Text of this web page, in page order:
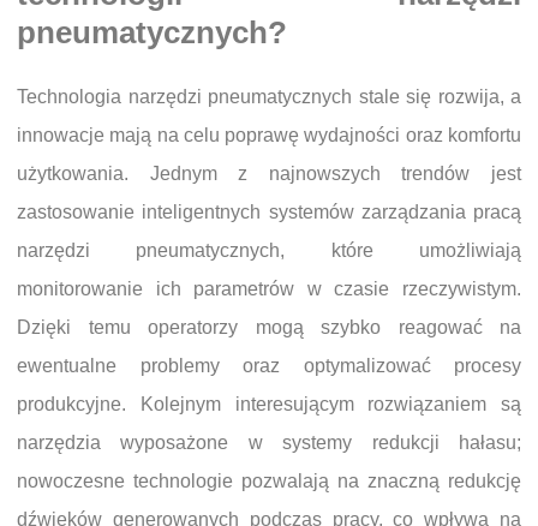
pneumatycznych?
Technologia narzędzi pneumatycznych stale się rozwija, a
innowacje mają na celu poprawę wydajności oraz komfortu
użytkowania. Jednym z najnowszych trendów jest
zastosowanie inteligentnych systemów zarządzania pracą
narzędzi pneumatycznych, które umożliwiają
monitorowanie ich parametrów w czasie rzeczywistym.
Dzięki temu operatorzy mogą szybko reagować na
ewentualne problemy oraz optymalizować procesy
produkcyjne. Kolejnym interesującym rozwiązaniem są
narzędzia wyposażone w systemy redukcji hałasu;
nowoczesne technologie pozwalają na znaczną redukcję
dźwięków generowanych podczas pracy, co wpływa na